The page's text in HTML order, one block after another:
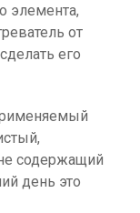
элемента,
от
его
содержащий
день это